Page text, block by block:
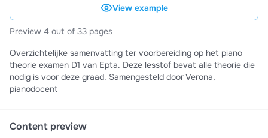
View example
Preview 4 out of 33 pages
Overzichtelijke samenvatting ter voorbereiding op het piano
theorie examen D1 van Epta. Deze lesstof bevat alle theorie die
nodig is voor deze graad. Samengesteld door Verona,
pianodocent
Content preview